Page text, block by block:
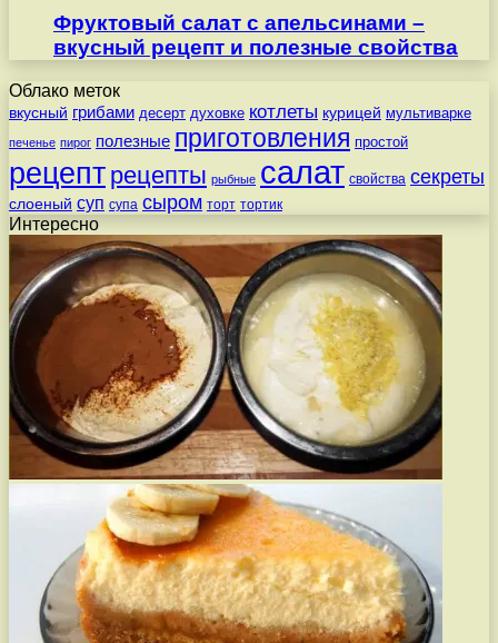
Фруктовый салат с апельсинами –
вкусный рецепт и полезные свойства
Облако меток
вкусный грибами десерт духовке котлеты курицей мультиварке
печенье пирог полезные приготовления простой
рецепт рецепты рыбные салат свойства секреты
слоеный суп супа сыром торт тортик
Интересно